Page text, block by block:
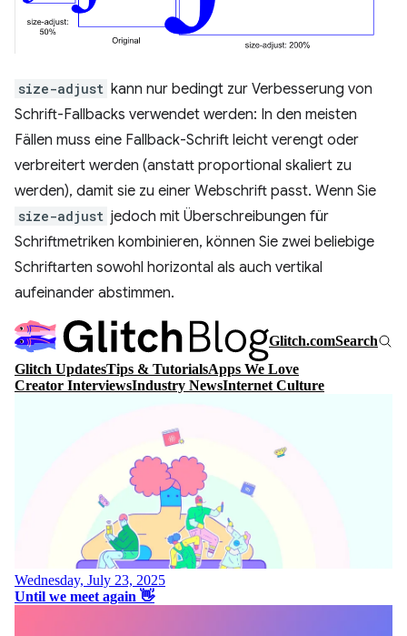
size-adjust kann nur bedingt zur Verbesserung von
Schrift-Fallbacks verwendet werden: In den meisten
Fällen muss eine Fallback-Schrift leicht verengt oder
verbreitert werden (anstatt proportional skaliert zu
werden), damit sie zu einer Webschrift passt. Wenn Sie
size-adjust jedoch mit Überschreibungen für
Schriftmetriken kombinieren, können Sie zwei beliebige
Schriftarten sowohl horizontal als auch vertikal
aufeinander abstimmen.